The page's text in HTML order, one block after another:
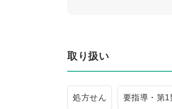
取り扱い
処方せん 要指導・第1